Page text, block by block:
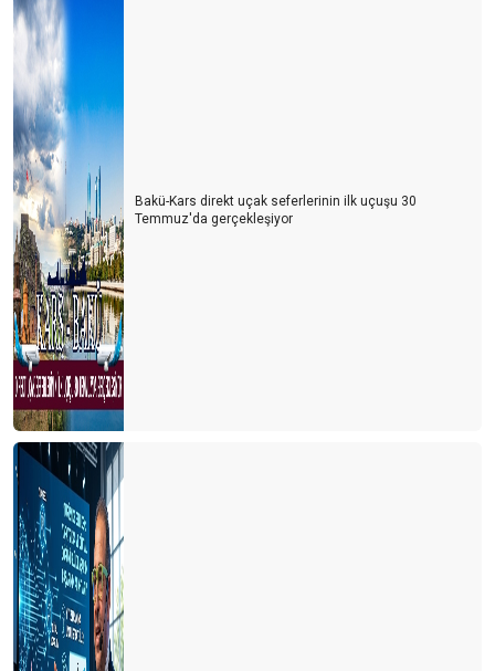
Turistin derdi çok
KARAALİOĞLU’NUN ÇIĞLIĞI
REWE, FTI’yı ya yutarsa…
Türk gibi başladık, İngiliz gibi bitirdik
İÇİNDEN TIR GEÇEN ANTİK KENT
TURİZMDE DÜNYA SIRALAMASI DEĞİŞTİ
Herşey dahil 6 gün olsun
Havasahası kapalı Ukrayna’dan 134.000 Ukraynalı turist geldi
Tanıtımda özgün olmalıyız
Yerleşik göçmenler geliyor
Kaptan S.O.S. veriyor
Antalya’ya 1 milyon İngiliz turist geldi
Antalya'nın kardeş şehirleri
Başarının reçetesi
SONGÜL VE ÖNDER
Bakü-Kars direkt uçak seferlerinin ilk uçuşu 30
Temmuz'da gerçekleşiyor